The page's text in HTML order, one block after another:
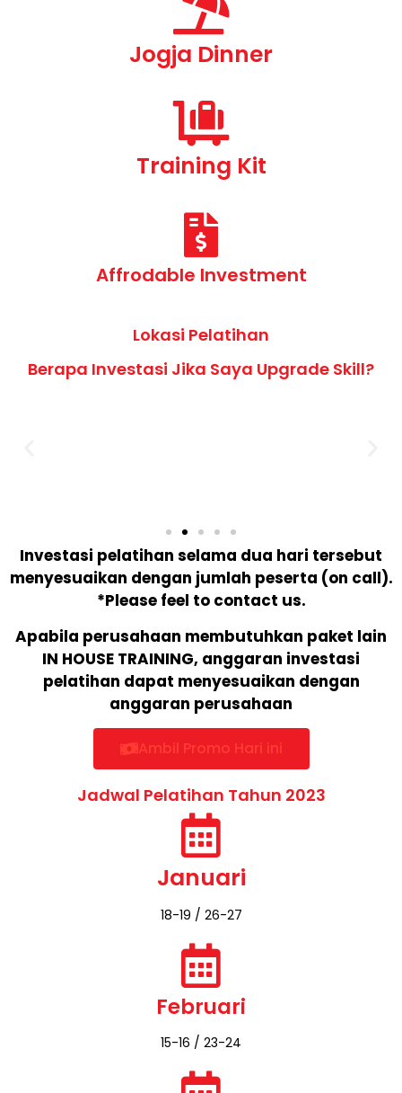
Jogja Dinner
Training Kit
Affrodable Investment
Lokasi Pelatihan
Berapa Investasi Jika Saya Upgrade Skill?
Investasi pelatihan selama dua hari tersebut
menyesuaikan dengan jumlah peserta (on call).
*Please feel to contact us.
Apabila perusahaan membutuhkan paket lain
IN HOUSE TRAINING, anggaran investasi
pelatihan dapat menyesuaikan dengan
anggaran perusahaan
Ambil Promo Hari ini
Jadwal Pelatihan Tahun 2023
Januari
18-19 / 26-27